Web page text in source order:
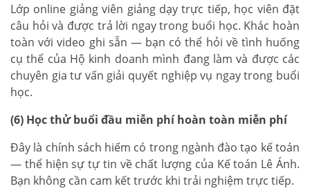
Lớp online giảng viên giảng dạy trực tiếp, học viên đặt
câu hỏi và được trả lời ngay trong buổi học. Khác hoàn
toàn với video ghi sẵn — bạn có thể hỏi về tình huống
cụ thể của Hộ kinh doanh mình đang làm và được các
chuyên gia tư vấn giải quyết nghiệp vụ ngay trong buổi
học.
(6) Học thử buổi đầu miễn phí hoàn toàn miễn phí
Đây là chính sách hiếm có trong ngành đào tạo kế toán
— thể hiện sự tự tin về chất lượng của Kế toán Lê Ánh.
Bạn không cần cam kết trước khi trải nghiệm trực tiếp.